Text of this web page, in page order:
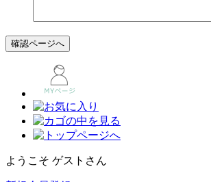
ようこそ ゲストさん